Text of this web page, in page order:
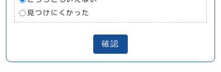
見つけにくかった
確認